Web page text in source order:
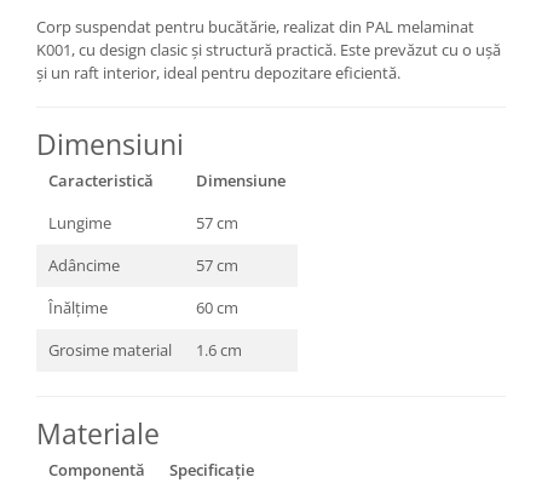
Corp suspendat pentru bucătărie, realizat din PAL melaminat
K001, cu design clasic și structură practică. Este prevăzut cu o ușă
și un raft interior, ideal pentru depozitare eficientă.
Dimensiuni
Caracteristică
Dimensiune
Lungime
57 cm
Adâncime
57 cm
Înălțime
60 cm
Grosime material
1.6 cm
Materiale
Componentă
Specificație